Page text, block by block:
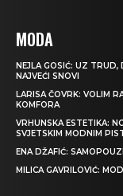
MODA
NEJLA GOSIĆ: UZ TRUD,
NAJVEĆI SNOVI
LARISA ČOVRK: VOLIM
KOMFORA
VRHUNSKA ESTETIKA:
SVJETSKIM MODNIM
ENA DŽAFIĆ:
MILICA GAVRILOVIĆ: